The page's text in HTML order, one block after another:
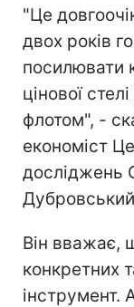
"Це
двох років
посилювати
цінової
флотом", -
економіст
досліджень
Він вважає,
конкретних
інструмент.